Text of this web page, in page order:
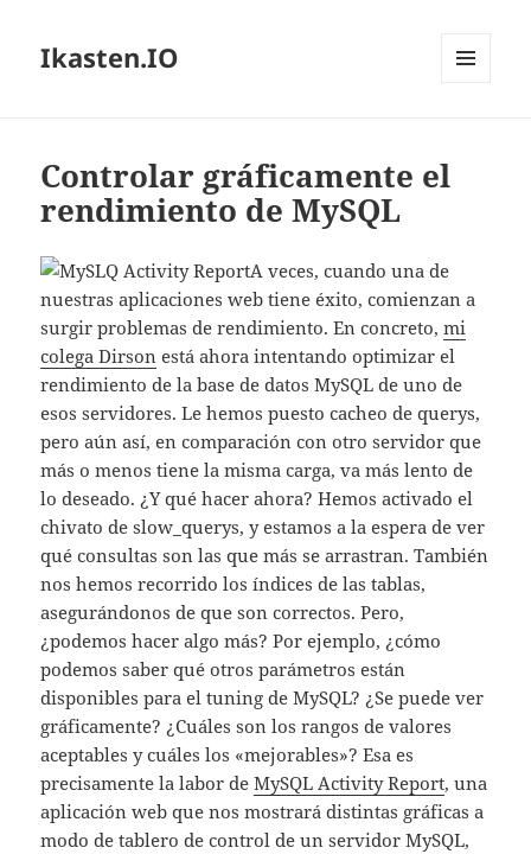
Ikasten.IO
Controlar gráficamente el
rendimiento de MySQL
A veces, cuando una de
nuestras aplicaciones web tiene éxito, comienzan a
surgir problemas de rendimiento. En concreto,mi
colega Dirson está ahora intentando optimizar el
rendimiento de la base de datos MySQL de uno de
esos servidores. Le hemos puesto cacheo de querys,
pero aún así, en comparación con otro servidor que
más o menos tiene la misma carga, va más lento de
lo deseado. ¿Y qué hacer ahora? Hemos activado el
chivato de slow_querys, y estamos a la espera de ver
qué consultas son las que más se arrastran. También
nos hemos recorrido los índices de las tablas,
asegurándonos de que son correctos. Pero,
¿podemos hacer algo más? Por ejemplo, ¿cómo
podemos saber qué otros parámetros están
disponibles para el tuning de MySQL? ¿Se puede ver
gráficamente? ¿Cuáles son los rangos de valores
aceptables y cuáles los «mejorables»? Esa es
precisamente la labor deMySQL Activity Report, una
aplicación web que nos mostrará distintas gráficas a
modo de tablero de control de un servidor MySQL,